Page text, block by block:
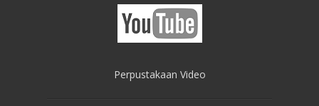
Perpustakaan Video